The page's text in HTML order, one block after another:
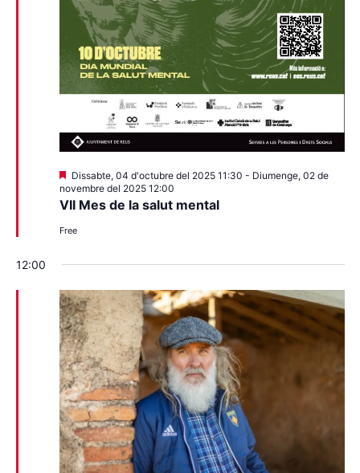
VII Mes de la salut mental
Destacats
Dissabte, 04 d'octubre del 2025 11:30 - Diumenge, 02 de
novembre del 2025 12:00
Free
12:00